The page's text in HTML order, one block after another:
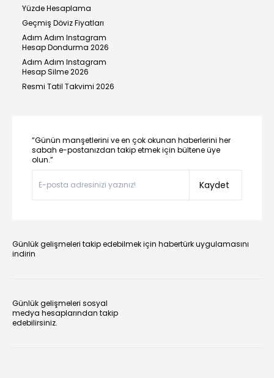
Yüzde Hesaplama
Geçmiş Döviz Fiyatları
Adım Adım Instagram
Hesap Dondurma 2026
Adım Adım Instagram
Hesap Silme 2026
Resmi Tatil Takvimi 2026
“Günün manşetlerini ve en çok okunan haberlerini her
sabah e-postanızdan takip etmek için bültene üye
olun.”
Kaydet
Günlük gelişmeleri takip edebilmek için habertürk uygulamasını
indirin
Günlük gelişmeleri sosyal
medya hesaplarından takip
edebilirsiniz.